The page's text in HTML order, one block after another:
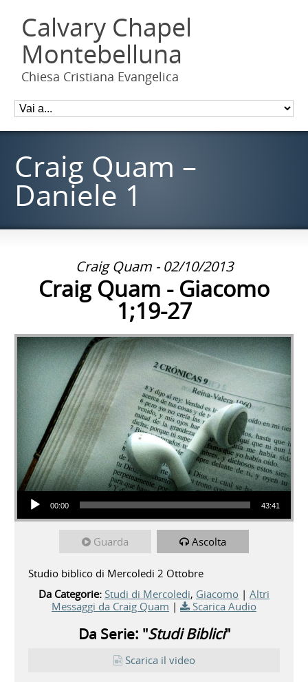
Calvary Chapel
Montebelluna
Chiesa Cristiana Evangelica
Craig Quam –
Daniele 1
Craig Quam - 02/10/2013
Craig Quam - Giacomo
1;19-27
Audio Player
00:00 43:41
Guarda Ascolta
Studio biblico di Mercoledi 2 Ottobre
Da Categorie: Studi di Mercoledi, Giacomo | Altri
Messaggi da Craig Quam | Scarica Audio
Da Serie: "Studi Biblici"
Scarica il video